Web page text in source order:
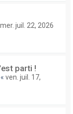
mer. juil. 22, 2026
parti !
« ven. juil. 17,